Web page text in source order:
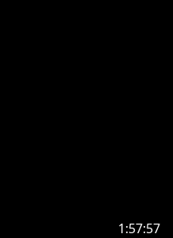
色が変わる奇妙な地下世
1:57:57